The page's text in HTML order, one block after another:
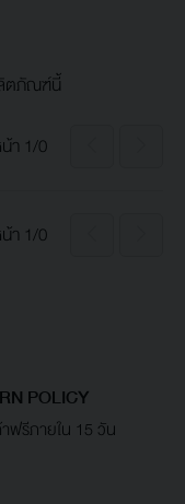
ตภัณฑ์นี้
า 1/0
า 1/0
POLICY
ฟรีภายใน 15 วัน